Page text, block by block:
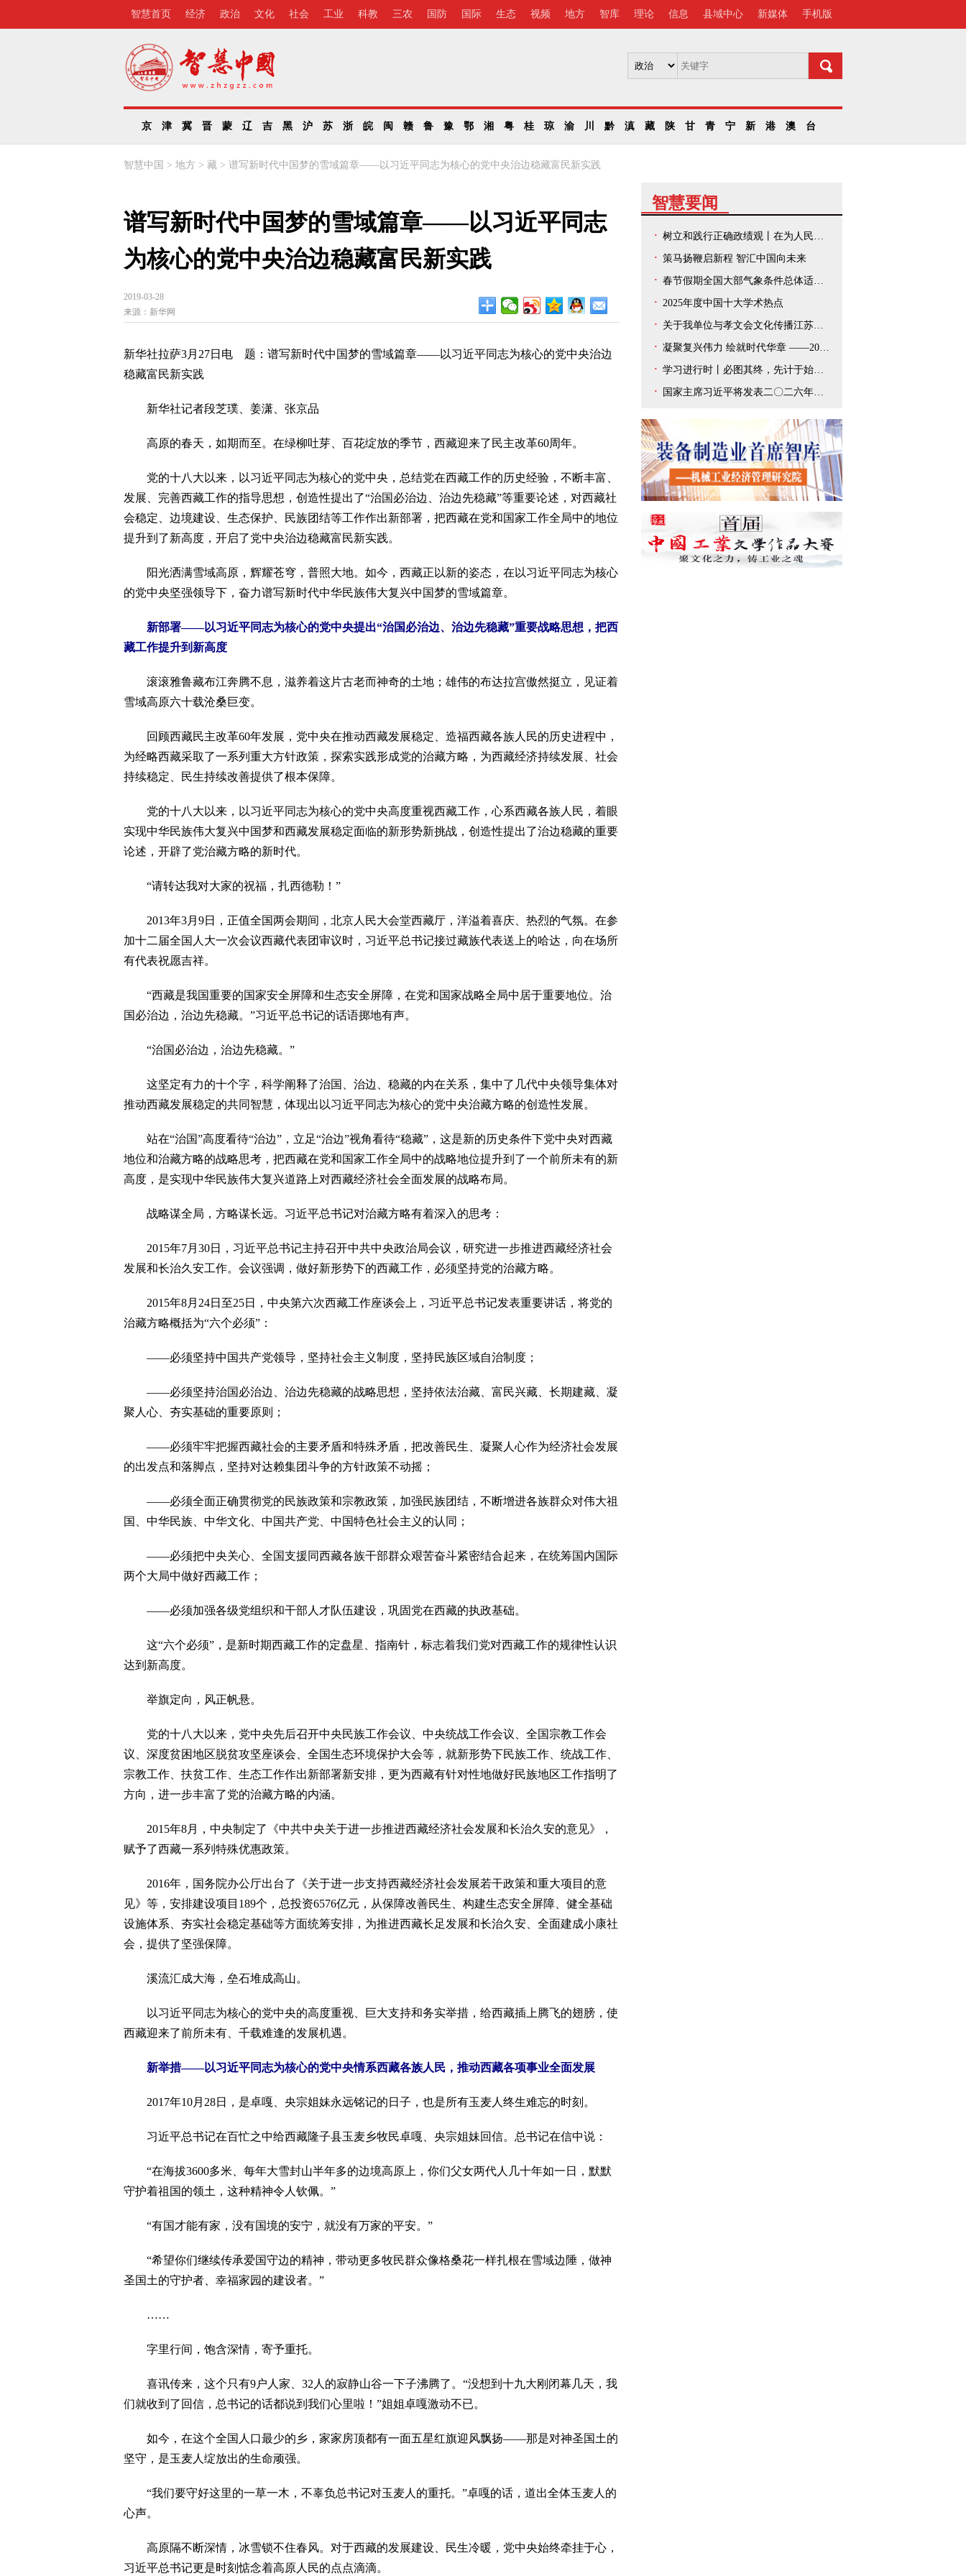
智慧首页 经济 政治 文化 社会 工业 科教 三农 国防 国际 生态 视频 地方 智库 理论 信息 县域中心 新媒体 手机版
京 津 冀 晋 蒙 辽 吉 黑 沪 苏 浙 皖 闽 赣 鲁 豫 鄂 湘 粤 桂 琼 渝 川 黔 滇 藏 陕 甘 青 宁 新 港 澳 台
智慧中国 > 地方 > 藏 > 谱写新时代中国梦的雪域篇章——以习近平同志为核心的党中央治边稳藏富民新实践
谱写新时代中国梦的雪域篇章——以习近平同志
为核心的党中央治边稳藏富民新实践
2019-03-28
来源： 新华网
新华社拉萨3月27日电 题：谱写新时代中国梦的雪域篇章——以习近平同志为核心的党中央治边
稳藏富民新实践
新华社记者段芝璞、姜潇、张京品
高原的春天，如期而至。在绿柳吐芽、百花绽放的季节，西藏迎来了民主改革60周年。
党的十八大以来，以习近平同志为核心的党中央，总结党在西藏工作的历史经验，不断丰富、
发展、完善西藏工作的指导思想，创造性提出了“治国必治边、治边先稳藏”等重要论述，对西藏社
会稳定、边境建设、生态保护、民族团结等工作作出新部署，把西藏在党和国家工作全局中的地位
提升到了新高度，开启了党中央治边稳藏富民新实践。
阳光洒满雪域高原，辉耀苍穹，普照大地。如今，西藏正以新的姿态，在以习近平同志为核心
的党中央坚强领导下，奋力谱写新时代中华民族伟大复兴中国梦的雪域篇章。
新部署——以习近平同志为核心的党中央提出“治国必治边、治边先稳藏”重要战略思想，把西
藏工作提升到新高度
滚滚雅鲁藏布江奔腾不息，滋养着这片古老而神奇的土地；雄伟的布达拉宫傲然挺立，见证着
雪域高原六十载沧桑巨变。
回顾西藏民主改革60年发展，党中央在推动西藏发展稳定、造福西藏各族人民的历史进程中，
为经略西藏采取了一系列重大方针政策，探索实践形成党的治藏方略，为西藏经济持续发展、社会
持续稳定、民生持续改善提供了根本保障。
党的十八大以来，以习近平同志为核心的党中央高度重视西藏工作，心系西藏各族人民，着眼
实现中华民族伟大复兴中国梦和西藏发展稳定面临的新形势新挑战，创造性提出了治边稳藏的重要
论述，开辟了党治藏方略的新时代。
“请转达我对大家的祝福，扎西德勒！”
2013年3月9日，正值全国两会期间，北京人民大会堂西藏厅，洋溢着喜庆、热烈的气氛。在参
加十二届全国人大一次会议西藏代表团审议时，习近平总书记接过藏族代表送上的哈达，向在场所
有代表祝愿吉祥。
“西藏是我国重要的国家安全屏障和生态安全屏障，在党和国家战略全局中居于重要地位。治
国必治边，治边先稳藏。”习近平总书记的话语掷地有声。
“治国必治边，治边先稳藏。”
这坚定有力的十个字，科学阐释了治国、治边、稳藏的内在关系，集中了几代中央领导集体对
推动西藏发展稳定的共同智慧，体现出以习近平同志为核心的党中央治藏方略的创造性发展。
站在“治国”高度看待“治边”，立足“治边”视角看待“稳藏”，这是新的历史条件下党中央对西藏
地位和治藏方略的战略思考，把西藏在党和国家工作全局中的战略地位提升到了一个前所未有的新
高度，是实现中华民族伟大复兴道路上对西藏经济社会全面发展的战略布局。
战略谋全局，方略谋长远。习近平总书记对治藏方略有着深入的思考：
2015年7月30日，习近平总书记主持召开中共中央政治局会议，研究进一步推进西藏经济社会
发展和长治久安工作。会议强调，做好新形势下的西藏工作，必须坚持党的治藏方略。
2015年8月24日至25日，中央第六次西藏工作座谈会上，习近平总书记发表重要讲话，将党的
治藏方略概括为“六个必须”：
——必须坚持中国共产党领导，坚持社会主义制度，坚持民族区域自治制度；
——必须坚持治国必治边、治边先稳藏的战略思想，坚持依法治藏、富民兴藏、长期建藏、凝
聚人心、夯实基础的重要原则；
——必须牢牢把握西藏社会的主要矛盾和特殊矛盾，把改善民生、凝聚人心作为经济社会发展
的出发点和落脚点，坚持对达赖集团斗争的方针政策不动摇；
——必须全面正确贯彻党的民族政策和宗教政策，加强民族团结，不断增进各族群众对伟大祖
国、中华民族、中华文化、中国共产党、中国特色社会主义的认同；
——必须把中央关心、全国支援同西藏各族干部群众艰苦奋斗紧密结合起来，在统筹国内国际
两个大局中做好西藏工作；
——必须加强各级党组织和干部人才队伍建设，巩固党在西藏的执政基础。
这“六个必须”，是新时期西藏工作的定盘星、指南针，标志着我们党对西藏工作的规律性认识
达到新高度。
举旗定向，风正帆悬。
党的十八大以来，党中央先后召开中央民族工作会议、中央统战工作会议、全国宗教工作会
议、深度贫困地区脱贫攻坚座谈会、全国生态环境保护大会等，就新形势下民族工作、统战工作、
宗教工作、扶贫工作、生态工作作出新部署新安排，更为西藏有针对性地做好民族地区工作指明了
方向，进一步丰富了党的治藏方略的内涵。
2015年8月，中央制定了《中共中央关于进一步推进西藏经济社会发展和长治久安的意见》，
赋予了西藏一系列特殊优惠政策。
2016年，国务院办公厅出台了《关于进一步支持西藏经济社会发展若干政策和重大项目的意
见》等，安排建设项目189个，总投资6576亿元，从保障改善民生、构建生态安全屏障、健全基础
设施体系、夯实社会稳定基础等方面统筹安排，为推进西藏长足发展和长治久安、全面建成小康社
会，提供了坚强保障。
溪流汇成大海，垒石堆成高山。
以习近平同志为核心的党中央的高度重视、巨大支持和务实举措，给西藏插上腾飞的翅膀，使
西藏迎来了前所未有、千载难逢的发展机遇。
新举措——以习近平同志为核心的党中央情系西藏各族人民，推动西藏各项事业全面发展
2017年10月28日，是卓嘎、央宗姐妹永远铭记的日子，也是所有玉麦人终生难忘的时刻。
习近平总书记在百忙之中给西藏隆子县玉麦乡牧民卓嘎、央宗姐妹回信。总书记在信中说：
“在海拔3600多米、每年大雪封山半年多的边境高原上，你们父女两代人几十年如一日，默默
守护着祖国的领土，这种精神令人钦佩。”
“有国才能有家，没有国境的安宁，就没有万家的平安。”
“希望你们继续传承爱国守边的精神，带动更多牧民群众像格桑花一样扎根在雪域边陲，做神
圣国土的守护者、幸福家园的建设者。”
……
字里行间，饱含深情，寄予重托。
喜讯传来，这个只有9户人家、32人的寂静山谷一下子沸腾了。“没想到十九大刚闭幕几天，我
们就收到了回信，总书记的话都说到我们心里啦！”姐姐卓嘎激动不已。
如今，在这个全国人口最少的乡，家家房顶都有一面五星红旗迎风飘扬——那是对神圣国土的
坚守，是玉麦人绽放出的生命顽强。
“我们要守好这里的一草一木，不辜负总书记对玉麦人的重托。”卓嘎的话，道出全体玉麦人的
心声。
高原隔不断深情，冰雪锁不住春风。对于西藏的发展建设、民生冷暖，党中央始终牵挂于心，
习近平总书记更是时刻惦念着高原人民的点点滴滴。
智慧要闻
树立和践行正确政绩观丨在为人民出政绩、以实干出政绩上走在前、作示范——中央和国家机关、人民团体扎实开展树立和践行正确政绩观学习教育
策马扬鞭启新程 智汇中国向未来
春节假期全国大部气象条件总体适宜出游
2025年度中国十大学术热点
关于我单位与孝文会文化传播江苏有限公司解除合作协议的声明
凝聚复兴伟力 绘就时代华章 ——2025年宣传思想文化事业开创新局面
学习进行时丨必图其终，先计于始——总书记新年贺词给我们以深刻启迪
国家主席习近平将发表二〇二六年新年贺词